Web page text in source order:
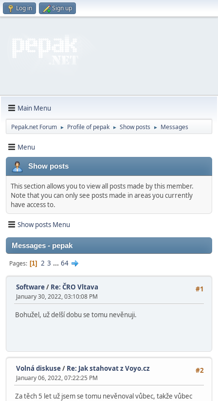
Log in Sign up
Main Menu
Pepak.net Forum ► Profile of pepak ► Show posts ► Messages
Menu
Show posts
This section allows you to view all posts made by this member.
Note that you can only see posts made in areas you currently
have access to.
Show posts Menu
Messages - pepak
Pages 1 2 3 ... 64
#1
Software/ Re: ČRO Vltava
January 30, 2022, 03:10:08 PM
Bohužel, už delší dobu se tomu nevěnuji.
#2
Volná diskuse/ Re: Jak stahovat z Voyo.cz
January 06, 2022, 07:22:25 PM
Za těch 5 let už jsem se tomu nevěnoval vůbec, takže vůbec